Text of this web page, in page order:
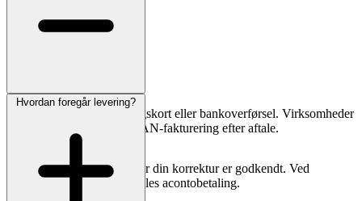
Du kan betale med betalingskort eller bankoverførsel. Virksomheder
og menighedsråd kan få EAN-fakturering efter aftale.
Vi trækker først beløbet, når din korrektur er godkendt. Ved
specialopgaver kan der aftales acontobetaling.
Hvordan foregår levering?